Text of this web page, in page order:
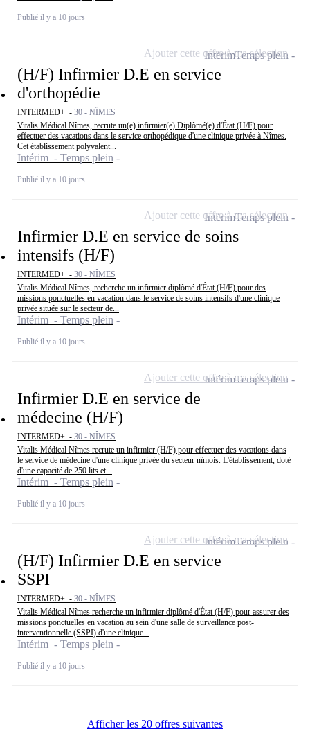
Publié il y a 10 jours
(H/F) Infirmier D.E en service
d'orthopédie
INTERMED+ - 30 - NÎMES
Vitalis Médical Nîmes, recrute un(e) infirmier(e) Diplômé(e) d'État (H/F) pour
effectuer des vacations dans le service orthopédique d'une clinique privée à Nîmes.
Cet établissement polyvalent...
Intérim - Temps plein
Publié il y a 10 jours
IntérimTemps plein
Ajouter cette offre à ma sélection
Infirmier D.E en service de soins
intensifs (H/F)
INTERMED+ - 30 - NÎMES
Vitalis Médical Nîmes, recherche un infirmier diplômé d'État (H/F) pour des
missions ponctuelles en vacation dans le service de soins intensifs d'une clinique
privée située sur le secteur de...
Intérim - Temps plein
Publié il y a 10 jours
IntérimTemps plein
Ajouter cette offre à ma sélection
Infirmier D.E en service de
médecine (H/F)
INTERMED+ - 30 - NÎMES
Vitalis Médical Nîmes recrute un infirmier (H/F) pour effectuer des vacations dans
le service de médecine d'une clinique privée du secteur nîmois. L'établissement, doté
d'une capacité de 250 lits et...
Intérim - Temps plein
Publié il y a 10 jours
IntérimTemps plein
Ajouter cette offre à ma sélection
(H/F) Infirmier D.E en service
SSPI
INTERMED+ - 30 - NÎMES
Vitalis Médical Nîmes recherche un infirmier diplômé d'État (H/F) pour assurer des
missions ponctuelles en vacation au sein d'une salle de surveillance post-
interventionnelle (SSPI) d'une clinique...
Intérim - Temps plein
Publié il y a 10 jours
IntérimTemps plein
Ajouter cette offre à ma sélection
Afficher les 20 offres suivantes